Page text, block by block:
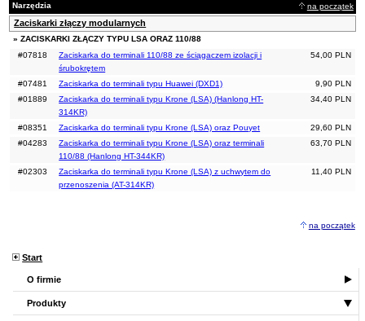
na początek
Narzędzia
Zaciskarki złączy modularnych
» ZACISKARKI ZŁĄCZY TYPU LSA ORAZ 110/88
54,00 PLN
#07818
Zaciskarka do terminali 110/88 ze ściągaczem izolacji i
śrubokrętem
9,90 PLN
#07481
Zaciskarka do terminali typu Huawei (DXD1)
34,40 PLN
#01889
Zaciskarka do terminali typu Krone (LSA) (Hanlong HT-
314KR)
29,60 PLN
#08351
Zaciskarka do terminali typu Krone (LSA) oraz Pouyet
63,70 PLN
#04283
Zaciskarka do terminali typu Krone (LSA) oraz terminali
110/88 (Hanlong HT-344KR)
11,40 PLN
#02303
Zaciskarka do terminali typu Krone (LSA) z uchwytem do
przenoszenia (AT-314KR)
na początek
Start
O firmie
Produkty